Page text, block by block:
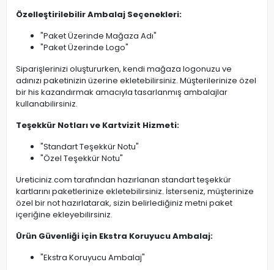
Özelleştirilebilir Ambalaj Seçenekleri:
"Paket Üzerinde Mağaza Adı"
"Paket Üzerinde Logo"
Siparişlerinizi oluştururken, kendi mağaza logonuzu ve
adınızı paketinizin üzerine ekletebilirsiniz. Müşterilerinize özel
bir his kazandırmak amacıyla tasarlanmış ambalajlar
kullanabilirsiniz.
Teşekkür Notları ve Kartvizit Hizmeti:
"Standart Teşekkür Notu"
"Özel Teşekkür Notu"
Ureticiniz.com tarafından hazırlanan standart teşekkür
kartlarını paketlerinize ekletebilirsiniz. İsterseniz, müşterinize
özel bir not hazırlatarak, sizin belirlediğiniz metni paket
içeriğine ekleyebilirsiniz.
Ürün Güvenliği için Ekstra Koruyucu Ambalaj:
"Ekstra Koruyucu Ambalaj"